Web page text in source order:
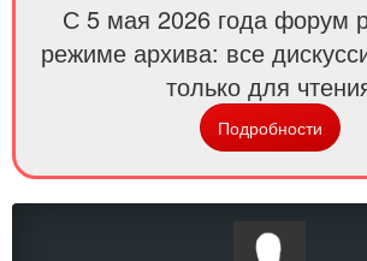
С 5 мая 2026 года форум
режиме архива: все
только для
Подробности